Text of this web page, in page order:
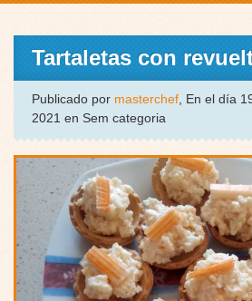
Tartaletas con
Publicado por masterchef, En el día
2021 en Sem categoria